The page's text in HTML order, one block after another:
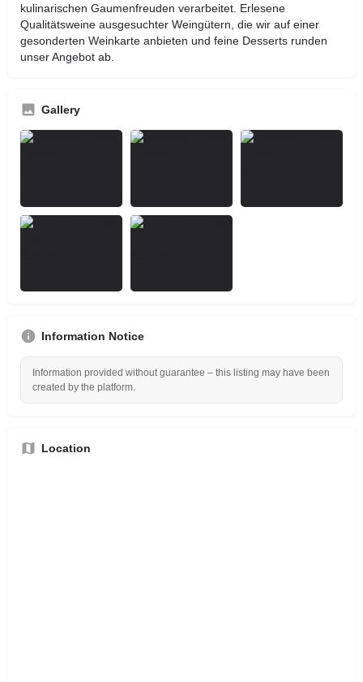
kulinarischen Gaumenfreuden verarbeitet. Erlesene
Qualitätsweine ausgesuchter Weingütern, die wir auf einer
gesonderten Weinkarte anbieten und feine Desserts runden
unser Angebot ab.
Gallery
Information Notice
Information provided without guarantee – this listing may have been
created by the platform.
Location